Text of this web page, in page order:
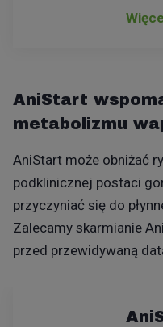
AniStart
metabolizmu
AniStart może obniżać
podklinicznej postaci
przyczyniać się do
Zalecamy skarmianie
przed przewidywaną